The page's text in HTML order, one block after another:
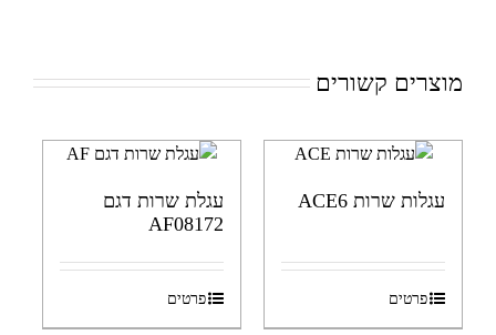
מוצרים קשורים
עגלות שרות ACE6
פרטים
עגלת שרות דגם
AF08172
פרטים